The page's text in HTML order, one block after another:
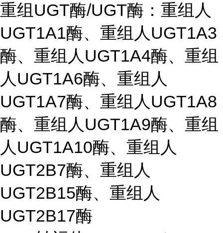
重组UGT酶/UGT酶：重组人
UGT1A1酶、重组人UGT1A3
酶、重组人UGT1A4酶、重组
人UGT1A6酶、重组人
UGT1A7酶、重组人UGT1A8
酶、重组人UGT1A9酶、重组
人UGT1A10酶、重组人
UGT2B7酶、重组人
UGT2B15酶、重组人
UGT2B17酶